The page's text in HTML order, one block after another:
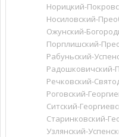
Норицкий-
Носиловский-
Ожунский-
Порплишский-
Рабуньский-
Радошковичский-
Речковский-
Роговский-
Ситский-
Старинковский-
Узлянский-